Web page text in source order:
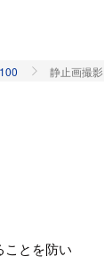
静止画撮影
ことを防い